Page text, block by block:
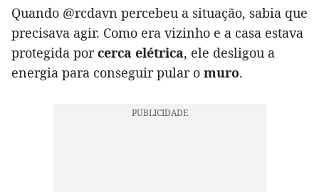
Quando @rcdavn percebeu a situação, sabia que
precisava agir. Como era vizinho e a casa estava
protegida porcerca elétrica, ele desligou a
energia para conseguir pular o muro.